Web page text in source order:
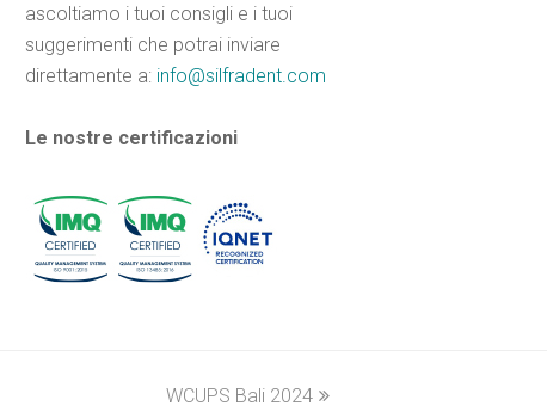
ascoltiamo i tuoi consigli e i tuoi
suggerimenti che potrai inviare
direttamente a: info@silfradent.com
Le nostre certificazioni
next
WCUPS Bali 2024